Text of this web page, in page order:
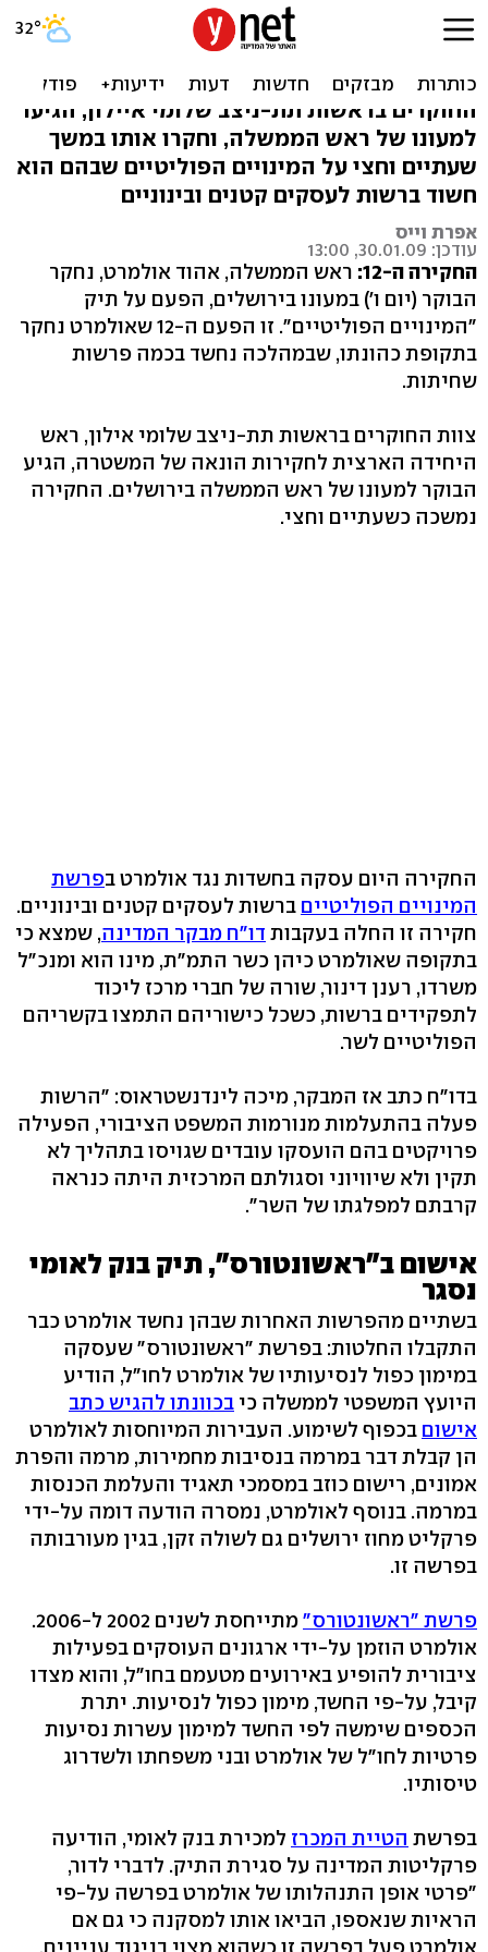
אולמרט נחקר בפרשת הרשות
לעסקים קטנים
החוקרים בראשות תת-ניצב שלומי איילון, הגיעו
למעונו של ראש הממשלה, וחקרו אותו במשך
שעתיים וחצי על המינויים הפוליטיים שבהם הוא
חשוד ברשות לעסקים קטנים ובינוניים
אפרת וייס
עודכן: 30.01.09, 13:00
החקירה ה-12:
ראש הממשלה, אהוד אולמרט, נחקר
הבוקר (יום ו') במעונו בירושלים, הפעם על תיק
"המינויים הפוליטיים". זו הפעם ה-12 שאולמרט נחקר
בתקופת כהונתו, שבמהלכה נחשד בכמה פרשות
שחיתות.
צוות החוקרים בראשות תת-ניצב שלומי אילון, ראש
היחידה הארצית לחקירות הונאה של המשטרה, הגיע
הבוקר למעונו של ראש הממשלה בירושלים. החקירה
נמשכה כשעתיים וחצי.
החקירה היום עסקה בחשדות נגד אולמרט בפרשת
המינויים הפוליטיים ברשות לעסקים קטנים ובינוניים.
חקירה זו החלה בעקבות דו"ח מבקר המדינה, שמצא כי
בתקופה שאולמרט כיהן כשר התמ"ת, מינו הוא ומנכ"ל
משרדו, רענן דינור, שורה של חברי מרכז ליכוד
לתפקידים ברשות, כשכל כישוריהם התמצו בקשריהם
הפוליטיים לשר.
בדו"ח כתב אז המבקר, מיכה לינדנשטראוס: "הרשות
פעלה בהתעלמות מנורמות המשפט הציבורי, הפעילה
פרויקטים בהם הועסקו עובדים שגויסו בתהליך לא
תקין ולא שיוויוני וסגולתם המרכזית היתה כנראה
קרבתם למפלגתו של השר".
אישום ב"ראשונטורס", תיק בנק לאומי
נסגר
בשתיים מהפרשות האחרות שבהן נחשד אולמרט כבר
התקבלו החלטות: בפרשת "ראשונטורס" שעסקה
במימון כפול לנסיעותיו של אולמרט לחו"ל, הודיע
היועץ המשפטי לממשלה כי בכוונתו להגיש כתב
אישום בכפוף לשימוע. העבירות המיוחסות לאולמרט
הן קבלת דבר במרמה בנסיבות מחמירות, מרמה והפרת
אמונים, רישום כוזב במסמכי תאגיד והעלמת הכנסות
במרמה. בנוסף לאולמרט, נמסרה הודעה דומה על-ידי
פרקליט מחוז ירושלים גם לשולה זקן, בגין מעורבותה
בפרשה זו.
פרשת "ראשונטורס"
מתייחסת לשנים 2002 ל-2006.
אולמרט הוזמן על-ידי ארגונים העוסקים בפעילות
ציבורית להופיע באירועים מטעמם בחו"ל, והוא מצדו
קיבל, על-פי החשד, מימון כפול לנסיעות. יתרת
הכספים שימשה לפי החשד למימון עשרות נסיעות
פרטיות לחו"ל של אולמרט ובני משפחתו ולשדרוג
טיסותיו.
בפרשת הטיית המכרז למכירת בנק לאומי, הודיעה
פרקליטות המדינה על סגירת התיק. לדברי לדור,
"פרטי אופן התנהלותו של אולמרט בפרשה על-פי
הראיות שנאספו, הביאו אותו למסקנה כי גם אם